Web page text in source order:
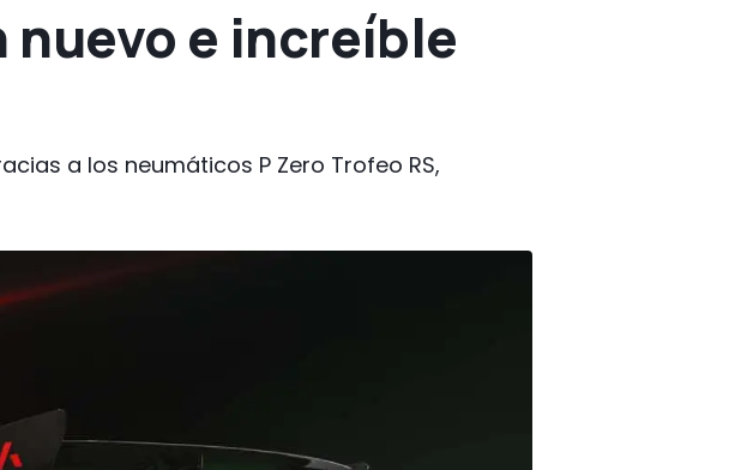
nuevo e increíble
a los neumáticos P Zero Trofeo RS,